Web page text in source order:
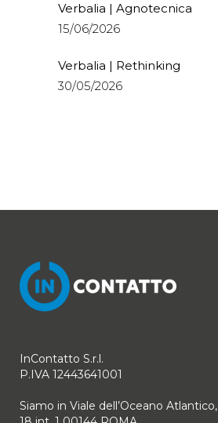
Verbalia | Agnotecnica
15/06/2026
Verbalia | Rethinking
30/05/2026
InContatto S.r.l.
P.IVA 12443641001
Siamo in Viale dell’Oceano Atlantico,